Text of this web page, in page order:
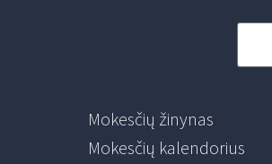
Mokesčių žinynas
Mokesčių kalendorius